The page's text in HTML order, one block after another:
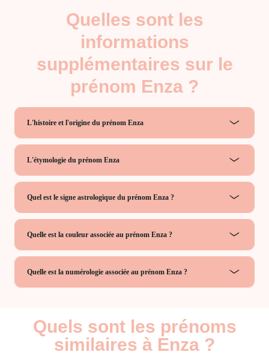
Quelles sont les
informations
supplémentaires sur le
prénom Enza ?
L'histoire et l'origine du prénom Enza
L'étymologie du prénom Enza
Quel est le signe astrologique du prénom Enza ?
Quelle est la couleur associée au prénom Enza ?
Quelle est la numérologie associée au prénom Enza ?
Quels sont les prénoms
similaires à Enza ?